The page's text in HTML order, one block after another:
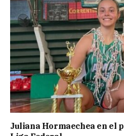
Juliana Hormaechea en el